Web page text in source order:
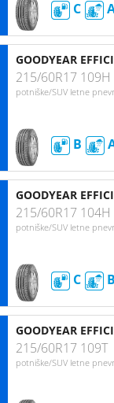
C
GOODYEAR
215/60R17 109H
potniške/SUV letne
B
GOODYEAR
215/60R17 104H
potniške/SUV letne
C B
GOODYEAR
215/60R17 109T
potniške/SUV letne